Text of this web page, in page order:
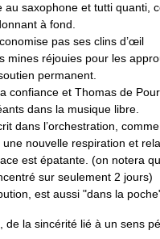
au saxophone et tutti quanti,
à fond.
pas ses clins d’œil
mines réjouies pour les
permanent.
confiance et Thomas de
dans la musique libre.
dans l’orchestration,
nouvelle respiration et
est épatante. (on notera
sur seulement 2 jours)
est aussi "dans la
de la sincérité lié à un sens